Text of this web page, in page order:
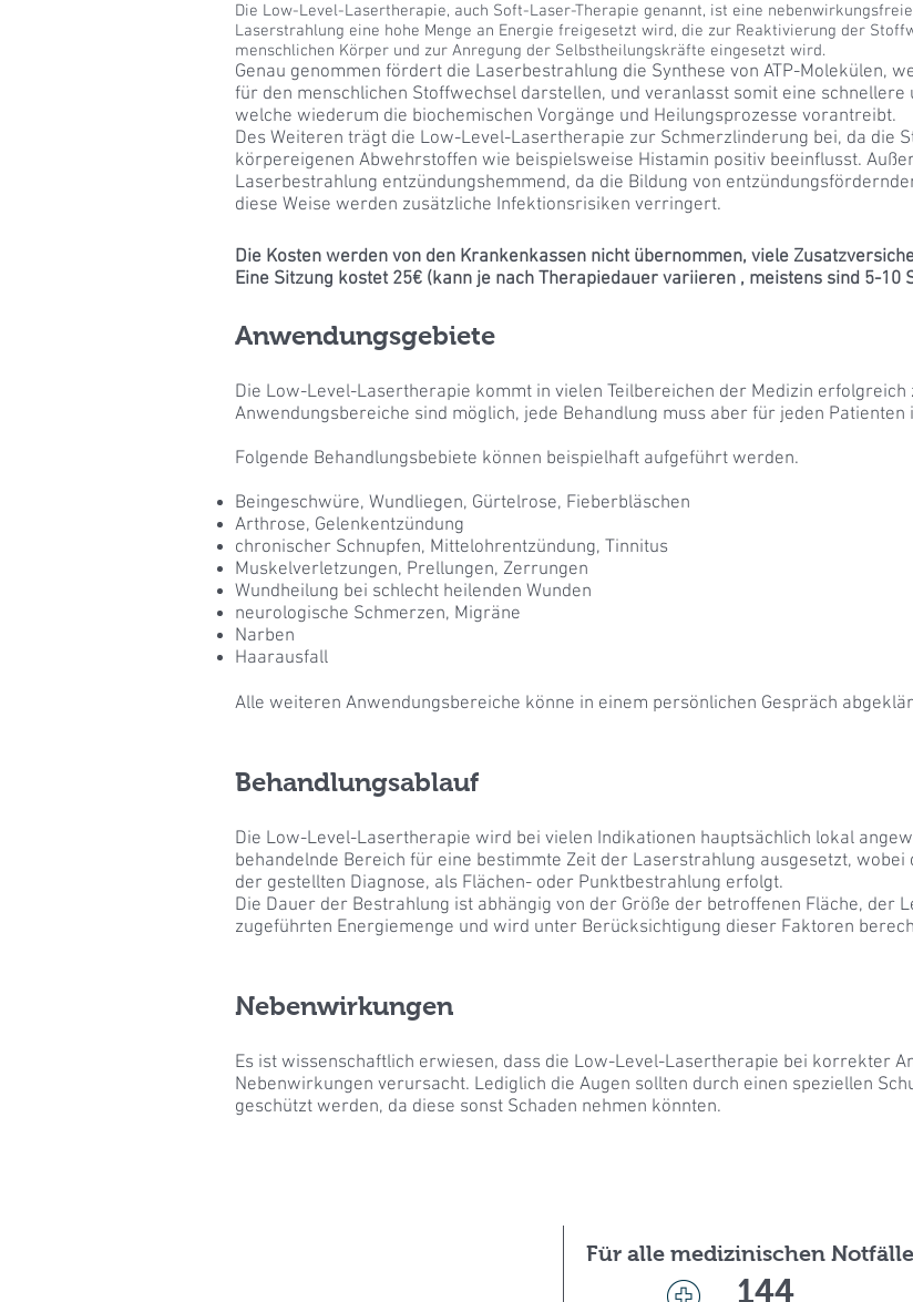
Die Low-Level-Lasertherapie, auch Soft-Laser-Therapie genannt, ist eine
Laserstrahlung eine hohe Menge an Energie freigesetzt wird, die zur Reaktivierung der
menschlichen Körper und zur Anregung der Selbstheilungskräfte eingesetzt wird.
Genau genommen fördert die Laserbestrahlung die Synthese von ATP-Molekülen,
für den menschlichen Stoffwechsel darstellen, und veranlasst somit eine
welche wiederum die biochemischen Vorgänge und Heilungsprozesse vorantreibt.
Des Weiteren trägt die Low-Level-Lasertherapie zur Schmerzlinderung bei, da die
körpereigenen Abwehrstoffen wie beispielsweise Histamin positiv beeinflusst.
Laserbestrahlung entzündungshemmend, da die Bildung von
diese Weise werden zusätzliche Infektionsrisiken verringert.
Die Kosten werden von den Krankenkassen nicht übernommen, viele
Eine Sitzung kostet 25€ (kann je nach Therapiedauer variieren , meistens sind 5-10
Anwendungsgebiete
Die Low-Level-Lasertherapie kommt in vielen Teilbereichen der Medizin erfolgreich
Anwendungsbereiche sind möglich, jede Behandlung muss aber für jeden
Folgende Behandlungsbebiete können beispielhaft aufgeführt werden.
Beingeschwüre, Wundliegen, Gürtelrose, Fieberbläschen
Arthrose, Gelenkentzündung
chronischer Schnupfen, Mittelohrentzündung, Tinnitus
Muskelverletzungen, Prellungen, Zerrungen
Wundheilung bei schlecht heilenden Wunden
neurologische Schmerzen, Migräne
Narben
Haarausfall
Alle weiteren Anwendungsbereiche könne in einem persönlichen Gespräch
Behandlungsablauf
Die Low-Level-Lasertherapie wird bei vielen Indikationen hauptsächlich lokal
behandelnde Bereich für eine bestimmte Zeit der Laserstrahlung ausgesetzt, wobei
der gestellten Diagnose, als Flächen- oder Punktbestrahlung erfolgt.
Die Dauer der Bestrahlung ist abhängig von der Größe der betroffenen Fläche, der
zugeführten Energiemenge und wird unter Berücksichtigung dieser Faktoren
Nebenwirkungen
Es ist wissenschaftlich erwiesen, dass die Low-Level-Lasertherapie bei korrekter
Nebenwirkungen verursacht. Lediglich die Augen sollten durch einen speziellen
geschützt werden, da diese sonst Schaden nehmen könnten.
Für alle medizinischen Notfälle
144